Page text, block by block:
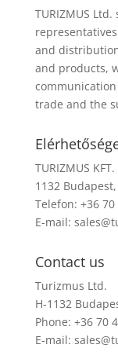
TURIZMUS
and
and products,
trade and the
TURIZMUS KFT.
1132
Telefon: +36 70
E-mail:
Contact us
Turizmus Ltd.
H-1132
Phone: +36 70
E-mail: